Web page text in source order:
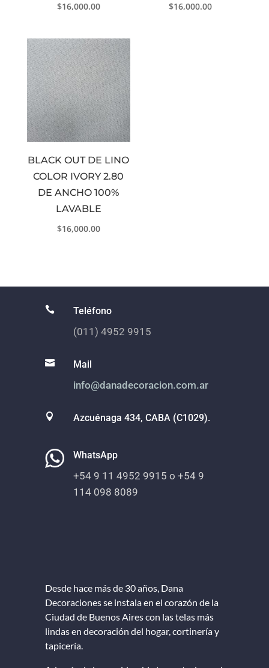
$16,000.00
$16,000.00
BLACK OUT DE LINO
COLOR IVORY 2.80
DE ANCHO 100%
LAVABLE
$16,000.00
 Teléfono
(011) 4952 9915
 Mail
info@danadecoracion.com.ar
 Azcuénaga 434, CABA (C1029).
WhatsApp
+54 9 11 4952 9915 o +54 9
114 098 8089
Desde hace más de 30 años, Dana
Decoraciones se instala en el corazón de la
Ciudad de Buenos Aires con las telas más
lindas en decoración del hogar, cortinería y
tapicería.